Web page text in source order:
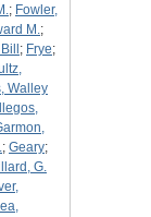
; Fowler,
M.;
; Frye;
Walley
; Geary;
G.